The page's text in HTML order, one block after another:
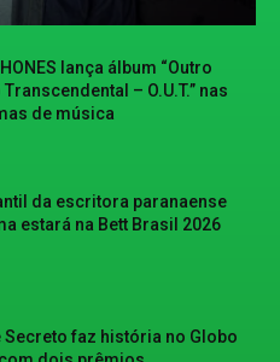
lança álbum “Outro
– O.U.T.” nas
de música
da escritora paranaense
estará na Bett Brasil 2026
Secreto faz história no Globo